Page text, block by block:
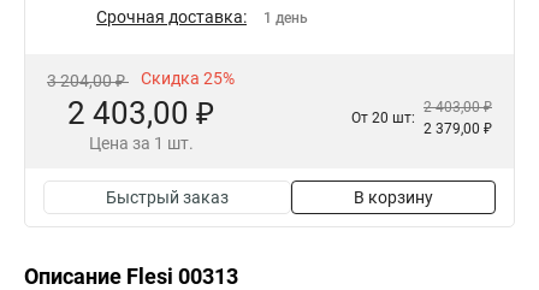
Срочная доставка: 1 день
3 204,00 ₽ Скидка 25%
2 403,00 ₽
Цена за 1 шт.
От 20 шт:
2 403,00 ₽
2 379,00 ₽
Быстрый заказ В корзину
Описание Flesi 00313